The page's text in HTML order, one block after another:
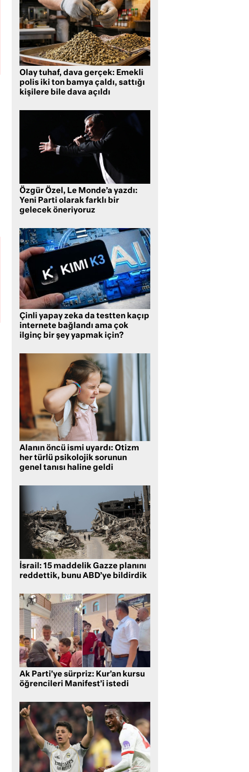
Olay tuhaf, dava gerçek: Emekli
polis iki ton bamya çaldı, sattığı
kişilere bile dava açıldı
Özgür Özel, Le Monde’a yazdı:
Yeni Parti olarak farklı bir
gelecek öneriyoruz
Çinli yapay zeka da testten kaçıp
internete bağlandı ama çok
ilginç bir şey yapmak için?
Alanın öncü ismi uyardı: Otizm
her türlü psikolojik sorunun
genel tanısı haline geldi
İsrail: 15 maddelik Gazze planını
reddettik, bunu ABD’ye bildirdik
Ak Parti’ye sürpriz: Kur’an kursu
öğrencileri Manifest’i istedi